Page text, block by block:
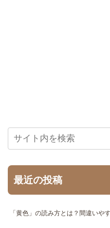
最近の投稿
「黄色」の読み方とは？間違いや